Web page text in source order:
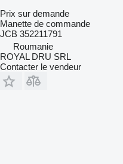
Prix sur demande
Manette de commande
JCB 352211791
Roumanie
ROYAL DRU SRL
Contacter le vendeur